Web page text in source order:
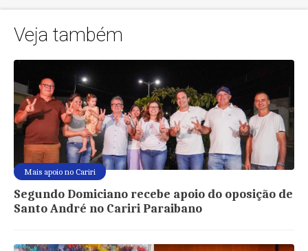
Veja também
Mais apoio no Cariri
Segundo Domiciano recebe apoio do oposição de
Santo André no Cariri Paraibano